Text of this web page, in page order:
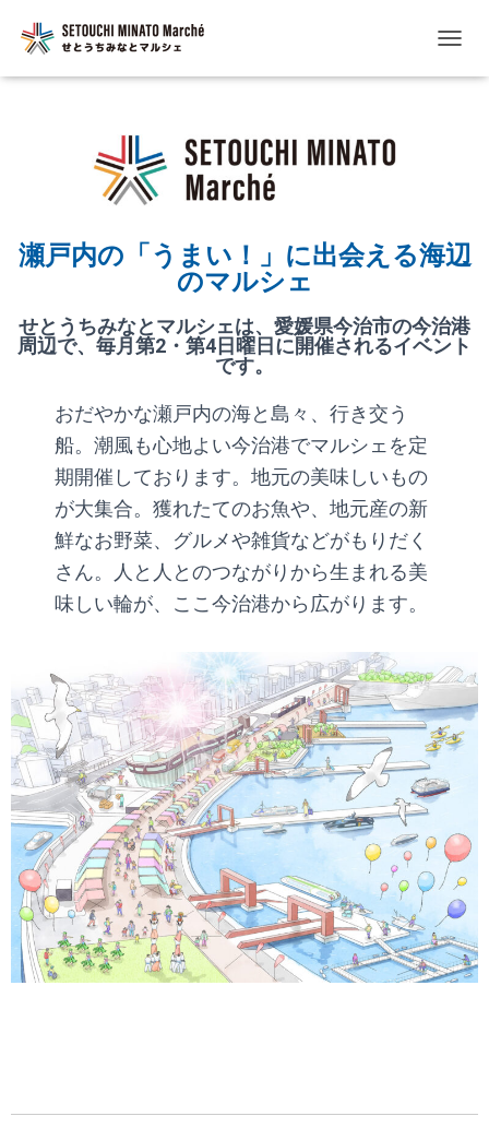
ビ
り
替
瀬戸内の「うまい！」に出会える海辺
のマルシェ
せとうちみなとマルシェは、愛媛県今治市の今治港
周辺で、毎月第2・第4日曜日に開催されるイベント
です。
おだやかな瀬戸内の海と島々、行き交う
船。潮風も心地よい今治港でマルシェを定
期開催しております。地元の美味しいもの
が大集合。獲れたてのお魚や、地元産の新
鮮なお野菜、グルメや雑貨などがもりだく
さん。人と人とのつながりから生まれる美
味しい輪が、ここ今治港から広がります。